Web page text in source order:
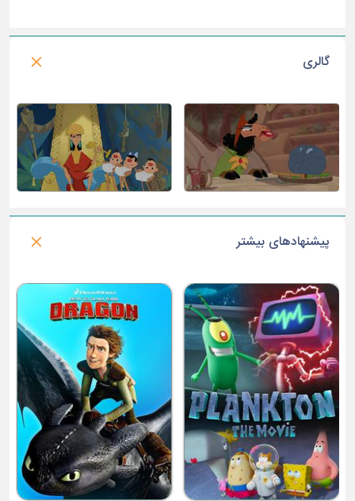
گالری
پیشنهادهای بیشتر